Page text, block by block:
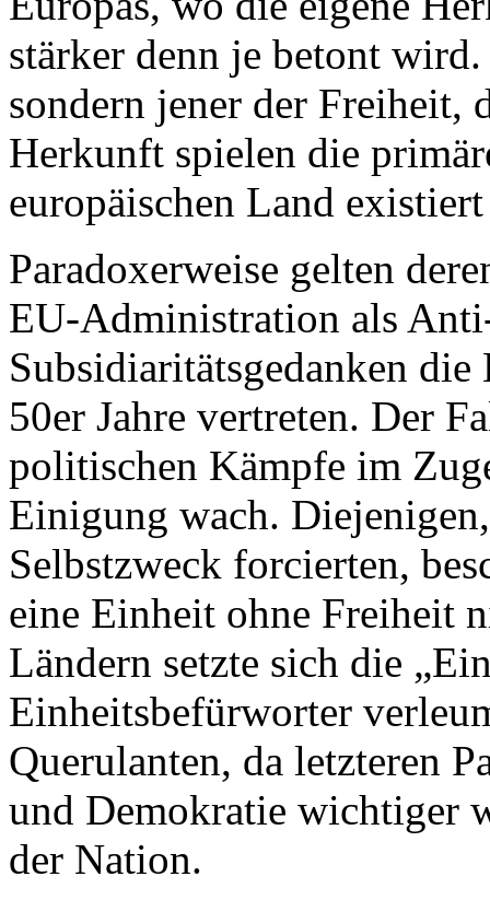
stärker denn je betont
sondern jener der Freiheit,
Herkunft spielen die
europäischen Land
Paradoxerweise gelten
EU-Administration als
Subsidiaritätsgedanken
50er Jahre vertreten. Der
politischen Kämpfe im
Einigung wach.
Selbstzweck forcierten,
eine Einheit ohne Freiheit
Ländern setzte sich die
Einheitsbefürworter
Querulanten, da letzteren
und Demokratie wichtiger
der Nation.